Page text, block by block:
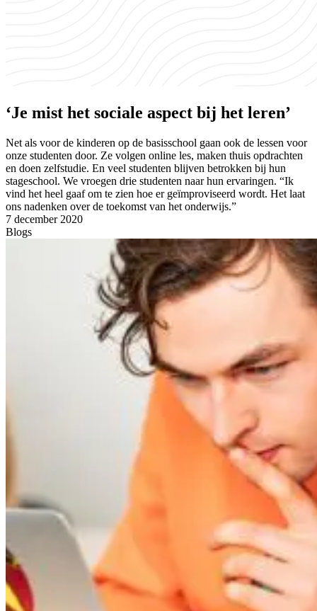
‘Je mist het sociale aspect bij het leren’
Net als voor de kinderen op de basisschool gaan ook de lessen voor
onze studenten door. Ze volgen online les, maken thuis opdrachten
en doen zelfstudie. En veel studenten blijven betrokken bij hun
stageschool. We vroegen drie studenten naar hun ervaringen. “Ik
vind het heel gaaf om te zien hoe er geïmproviseerd wordt. Het laat
ons nadenken over de toekomst van het onderwijs.”
7 december 2020
Blogs